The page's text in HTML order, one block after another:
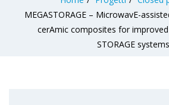
MEGASTORAGE – MicrowavE-
cerAmic composites for
STORAGE systems